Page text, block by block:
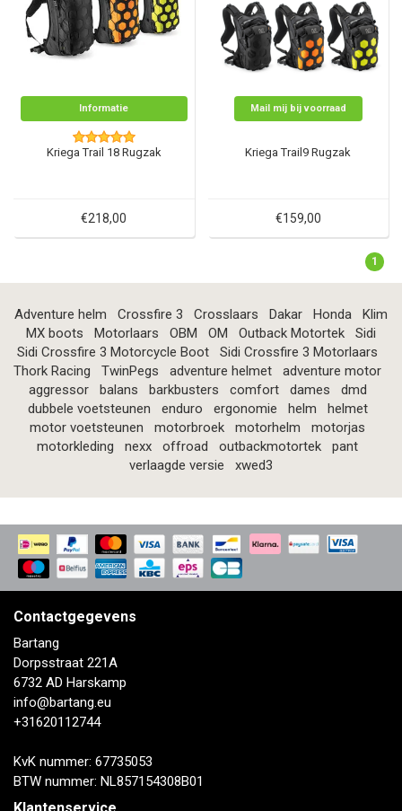
Informatie
Kriega Trail 18 Rugzak
€218,00
Mail mij bij voorraad
Kriega Trail9 Rugzak
€159,00
1
Adventure helm Crossfire 3 Crosslaars Dakar Honda
Klim
MX boots
Motorlaars OBM OM Outback Motortek
Sidi
Sidi Crossfire 3 Motorcycle Boot
Sidi Crossfire 3 Motorlaars
Thork Racing
TwinPegs adventure helmet
adventure motor
aggressor
balans barkbusters comfort dames
dmd
dubbele voetsteunen
enduro ergonomie helm
helmet
motor voetsteunen
motorbroek motorhelm
motorjas
motorkleding
nexx offroad outbackmotortek
pant
verlaagde versie
xwed3
Contactgegevens
Bartang
Dorpsstraat 221A
6732 AD Harskamp
info@bartang.eu
+31620112744
KvK nummer: 67735053
BTW nummer: NL857154308B01